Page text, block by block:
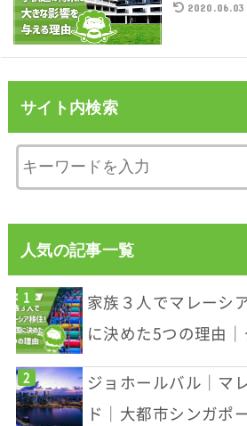
2020.06.03
サイト内検索
人気の記事一覧
家族３人でマレーシ
に決めた5つの理由
ジョホールバル｜マ
ド｜大都市シンガポ